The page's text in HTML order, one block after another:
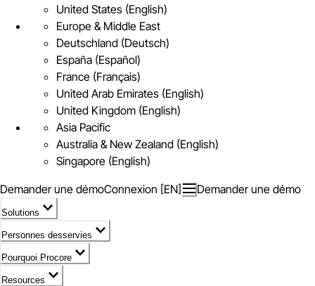
United States (English)
Europe & Middle East
Deutschland (Deutsch)
España (Español)
France (Français)
United Arab Emirates (English)
United Kingdom (English)
Asia Pacific
Australia & New Zealand (English)
Singapore (English)
Demander une démoConnexion [EN] Demander une démo
Solutions
Personnes desservies
Pourquoi Procore
Resources